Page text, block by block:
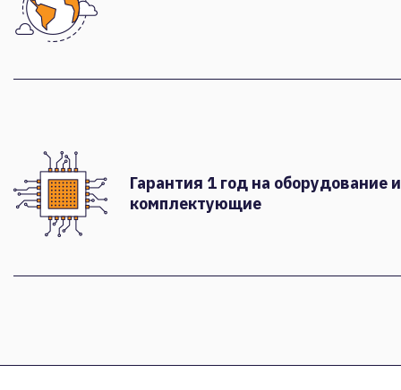
Гарантия 1 год на оборудование и
комплектующие